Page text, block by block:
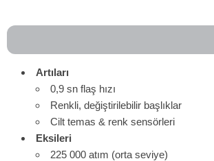
Artıları
0,9 sn flaş hızı
Renkli, değiştirilebilir başlıklar
Cilt temas & renk sensörleri
Eksileri
225 000 atım (orta seviye)